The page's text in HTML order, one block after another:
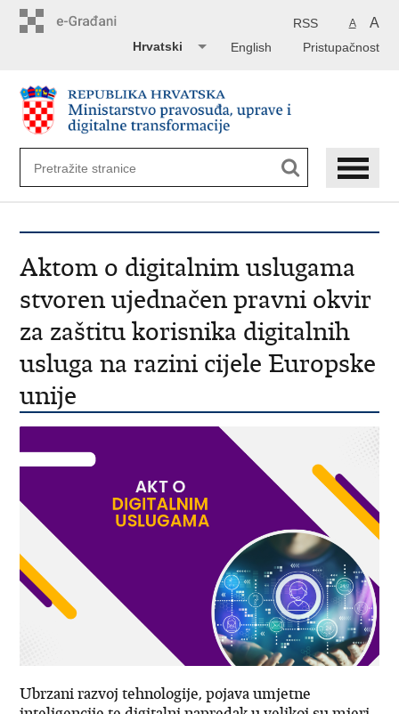
A A
RSS
Pristupačnost
English
Hrvatski
Aktom o digitalnim uslugama
stvoren ujednačen pravni okvir
za zaštitu korisnika digitalnih
usluga na razini cijele Europske
unije
Ubrzani razvoj tehnologije, pojava umjetne